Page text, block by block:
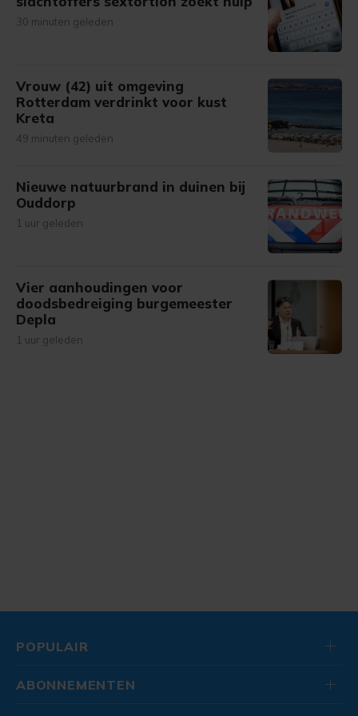
30 minuten geleden
Vrouw (42) uit omgeving
Rotterdam verdrinkt voor kust
Kreta
49 minuten geleden
Nieuwe natuurbrand in duinen bij
Ouddorp
1 uur geleden
Vier aanhoudingen voor
doodsbedreiging burgemeester
Depla
1 uur geleden
POPULAIR
ABONNEMENTEN